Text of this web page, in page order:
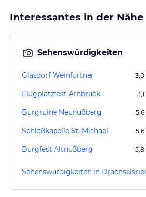
Interessantes in der Nähe
Sehenswürdigkeiten
Glasdorf Weinfurtner 3,0
Flugplatzfest Arnbruck 3,1
Burgruine Neunußberg 5,6
Schloßkapelle St. Michael 5,6
Burgfest Altnußberg 5,8
Sehenswürdigkeiten in